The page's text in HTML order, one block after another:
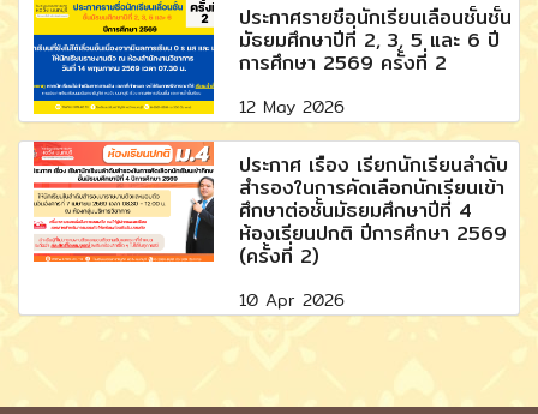
ประกาศรายชื่อนักเรียนเลื่อนชั้นชั้น
มัธยมศึกษาปีที่ 2, 3, 5 และ 6 ปี
การศึกษา 2569 ครั้งที่ 2
12 May 2026
ประกาศ เรื่อง เรียกนักเรียนลำดับ
สำรองในการคัดเลือกนักเรียนเข้า
ศึกษาต่อชั้นมัธยมศึกษาปีที่ 4
ห้องเรียนปกติ ปีการศึกษา 2569
(ครั้งที่ 2)
10 Apr 2026